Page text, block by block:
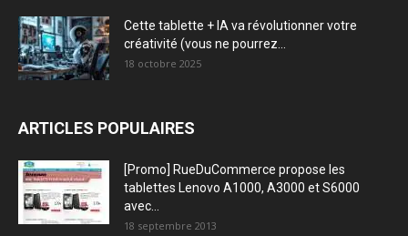
Cette tablette + IA va révolutionner votre
créativité (vous ne pourrez...
18 octobre 2025
ARTICLES POPULAIRES
[Promo] RueDuCommerce propose les
tablettes Lenovo A1000, A3000 et S6000
avec...
18 septembre 2013